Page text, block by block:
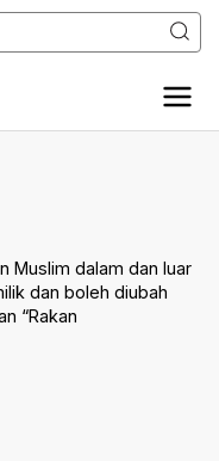
Muslim dalam dan luar
dan boleh diubah
“Rakan